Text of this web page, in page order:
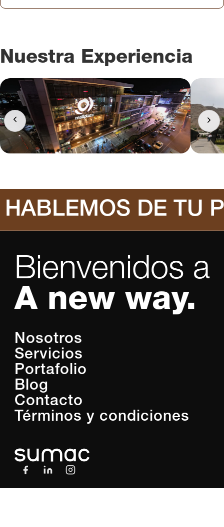
Nuestra Experiencia
HABLEMOS DE TU
Bienvenidos a
A new way.
Nosotros
Servicios
Portafolio
Blog
Contacto
Términos y condiciones